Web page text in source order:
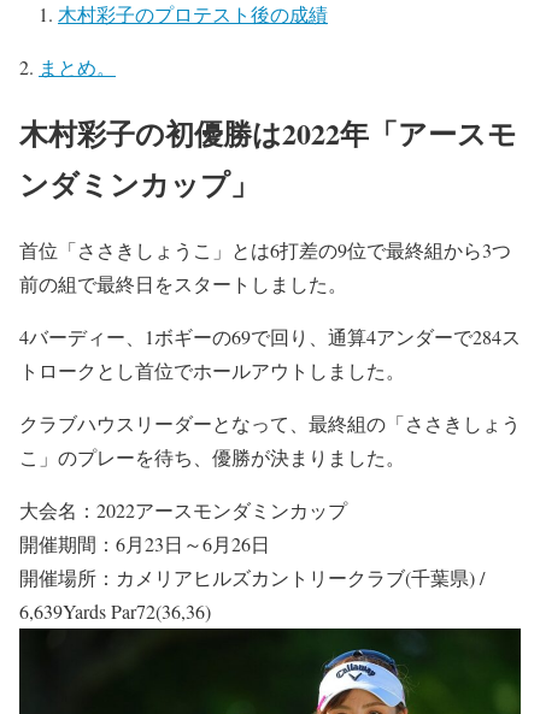
木村彩子のプロテスト後の成績
まとめ。
木村彩子の初優勝は2022年「アースモ
ンダミンカップ」
首位「ささきしょうこ」とは6打差の9位で最終組から3つ
前の組で最終日をスタートしました。
4バーディー、1ボギーの69で回り、通算4アンダーで284ス
トロークとし首位でホールアウトしました。
クラブハウスリーダーとなって、最終組の「ささきしょう
こ」のプレーを待ち、優勝が決まりました。
大会名：2022アースモンダミンカップ
開催期間：6月23日～6月26日
開催場所：カメリアヒルズカントリークラブ(千葉県) /
6,639Yards Par72(36,36)